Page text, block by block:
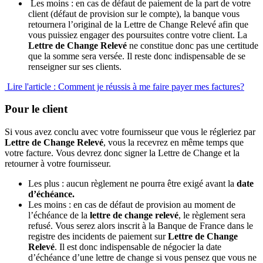
Les moins : en cas de défaut de paiement de la part de votre
client (défaut de provision sur le compte), la banque vous
retournera l’original de la Lettre de Change Relevé afin que
vous puissiez engager des poursuites contre votre client. La
Lettre de Change Relevé ne constitue donc pas une certitude
que la somme sera versée. Il reste donc indispensable de se
renseigner sur ses clients.
Lire l'article : Comment je réussis à me faire payer mes factures?
Pour le client
Si vous avez conclu avec votre fournisseur que vous le régleriez par
Lettre de Change Relevé, vous la recevrez en même temps que
votre facture. Vous devrez donc signer la Lettre de Change et la
retourner à votre fournisseur.
Les plus : aucun règlement ne pourra être exigé avant la date
d’échéance.
Les moins : en cas de défaut de provision au moment de
l’échéance de la lettre de change relevé, le règlement sera
refusé. Vous serez alors inscrit à la Banque de France dans le
registre des incidents de paiement surLettre de Change
Relevé. Il est donc indispensable de négocier la date
d’échéance d’une lettre de change si vous pensez que vous ne